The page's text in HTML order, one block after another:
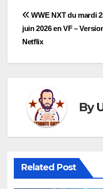
Navigation
de
l’article
WWE NXT du mardi
juin 2026 en VF –
Netflix
By
Related Post